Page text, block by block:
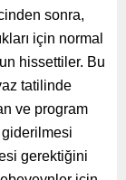
sonra,
için normal
hissettiler. Bu
tatilinde
ve program
gerektiğini